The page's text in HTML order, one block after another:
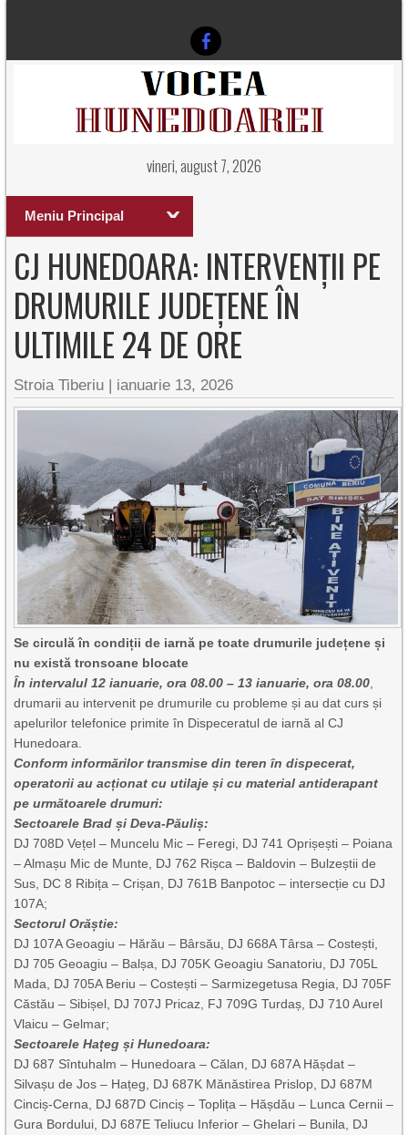
vineri, august 7, 2026
Meniu Principal
CJ HUNEDOARA: INTERVENȚII PE
DRUMURILE JUDEȚENE ÎN
ULTIMILE 24 DE ORE
Stroia Tiberiu | ianuarie 13, 2026
Se circulă în condiții de iarnă pe toate drumurile județene și
nu există tronsoane blocate
În intervalul 12 ianuarie, ora 08.00 – 13 ianuarie, ora 08.00
drumarii au intervenit pe drumurile cu probleme și au dat curs și
apelurilor telefonice primite în Dispeceratul de iarnă al CJ
Hunedoara.
Conform informărilor transmise din teren în dispecerat,
operatorii au acționat cu utilaje și cu material antiderapant
pe următoarele drumuri:
Sectoarele Brad și Deva-Păuliș:
DJ 708D Vețel – Muncelu Mic – Feregi, DJ 741 Oprișești – Poiana
– Almașu Mic de Munte, DJ 762 Rișca – Baldovin – Bulzeștii de
Sus, DC 8 Ribița – Crișan, DJ 761B Banpotoc – intersecție cu DJ
107A;
Sectorul Orăștie:
DJ 107A Geoagiu – Hărău – Bârsău, DJ 668A Târsa – Costești,
DJ 705 Geoagiu – Balșa, DJ 705K Geoagiu Sanatoriu, DJ 705L
Mada, DJ 705A Beriu – Costești – Sarmizegetusa Regia, DJ 705F
Căstău – Sibișel, DJ 707J Pricaz, FJ 709G Turdaș, DJ 710 Aurel
Vlaicu – Gelmar;
Sectoarele Hațeg și Hunedoara:
DJ 687 Sîntuhalm – Hunedoara – Călan, DJ 687A Hășdat –
Silvașu de Jos – Hațeg, DJ 687K Mănăstirea Prislop, DJ 687M
Cinciș-Cerna, DJ 687D Cinciș – Toplița – Hășdău – Lunca Cernii –
Gura Bordului, DJ 687E Teliucu Inferior – Ghelari – Bunila, DJ